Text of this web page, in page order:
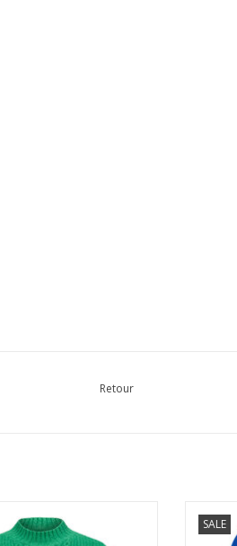
Retour
AAN WINKELWAGEN
SALE